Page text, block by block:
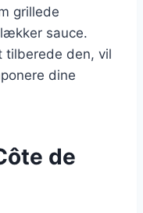
grillede
sauce.
tilberede den, vil
dine
de